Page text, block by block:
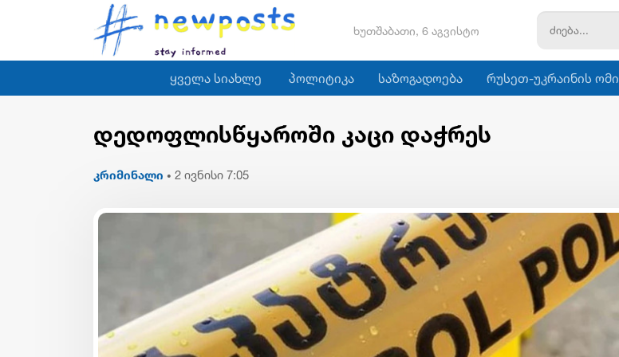
ხუთშაბათი, 6 აგვისტო
ყველა სიახლე პოლიტიკა საზოგადოება რუსეთ-უკრაინის ომი
დედოფლისწყაროში კაცი დაჭრეს
კრიმინალი • 2 ივნისი 7:05